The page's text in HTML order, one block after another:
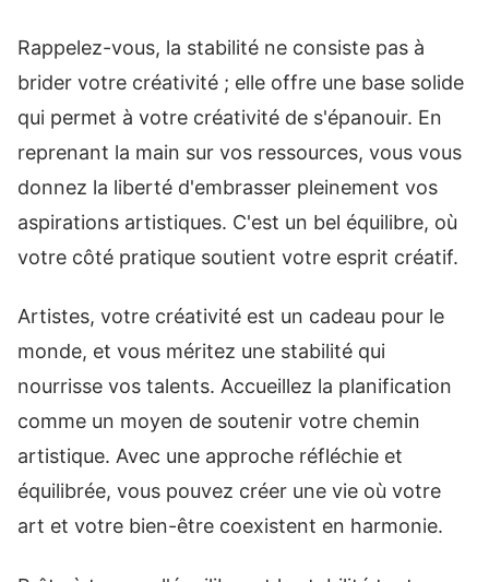
Rappelez-vous, la stabilité ne consiste pas à
brider votre créativité ; elle offre une base solide
qui permet à votre créativité de s'épanouir. En
reprenant la main sur vos ressources, vous vous
donnez la liberté d'embrasser pleinement vos
aspirations artistiques. C'est un bel équilibre, où
votre côté pratique soutient votre esprit créatif.
Artistes, votre créativité est un cadeau pour le
monde, et vous méritez une stabilité qui
nourrisse vos talents. Accueillez la planification
comme un moyen de soutenir votre chemin
artistique. Avec une approche réfléchie et
équilibrée, vous pouvez créer une vie où votre
art et votre bien-être coexistent en harmonie.